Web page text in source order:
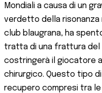
Mondiali a causa di un
verdetto della risonanza
club blaugrana, ha
tratta di una frattura del
costringerà il giocatore
chirurgico. Questo tipo
recupero compresi tra